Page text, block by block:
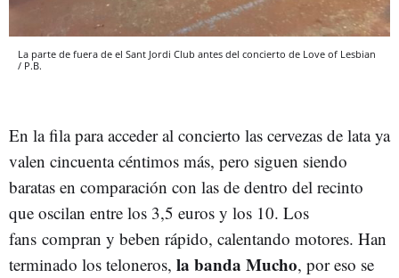
La parte de fuera de el Sant Jordi Club antes del concierto de Love of Lesbian
/ P.B.
En la fila para acceder al concierto las cervezas de lata ya
valen cincuenta céntimos más, pero siguen siendo
baratas en comparación con las de dentro del recinto
que oscilan entre los 3,5 euros y los 10. Los
fans compran y beben rápido, calentando motores. Han
terminado los teloneros, la banda Mucho, por eso se